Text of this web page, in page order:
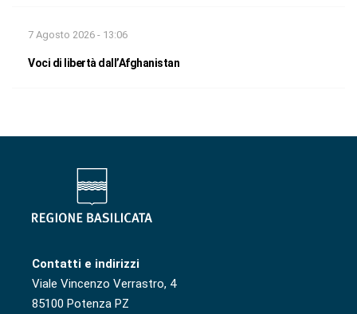
7 Agosto 2026 - 13:06
Voci di libertà dall’Afghanistan
Contatti e indirizzi
Viale Vincenzo Verrastro, 4
85100 Potenza PZ